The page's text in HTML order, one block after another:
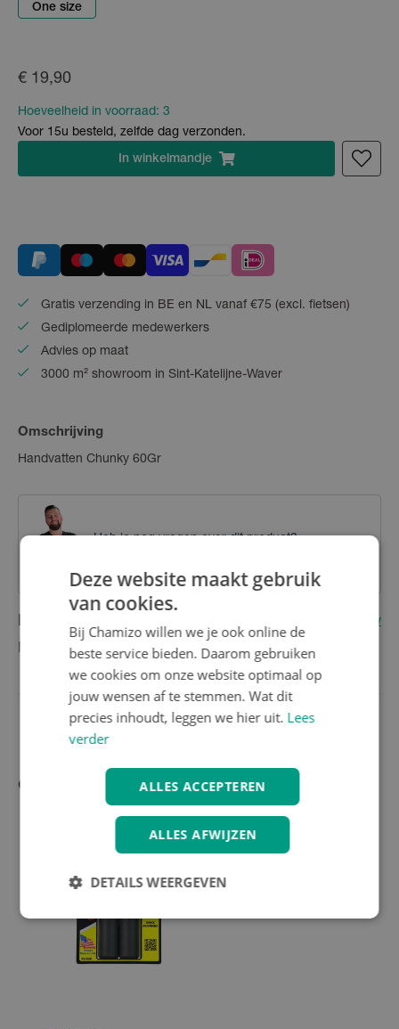
One size
€ 19,90
Hoeveelheid in voorraad: 3
Voor 15u besteld, zelfde dag verzonden.
In winkelmandje
Gratis verzending in BE en NL vanaf €75 (excl. fietsen)
Gediplomeerde medewerkers
Advies op maat
3000 m² showroom in Sint-Katelijne-Waver
Omschrijving
Handvatten Chunky 60Gr
Heb je nog vragen over dit product?
Reviews Schrijf eerste review
Nog geen reviews
Gerelateerde producten
Deze website maakt gebruik
van cookies.
Bij Chamizo willen we je ook online de
beste service bieden. Daarom gebruiken
we cookies om onze website optimaal op
jouw wensen af te stemmen. Wat dit
precies inhoudt, leggen we hier uit. Lees
verder
ALLES ACCEPTEREN
ALLES AFWIJZEN
DETAILS WEERGEVEN